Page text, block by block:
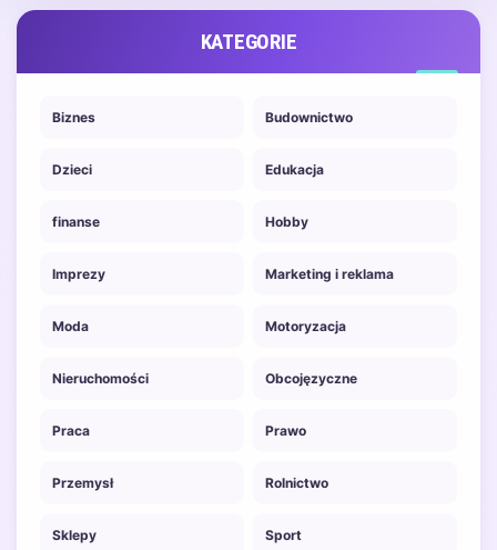
KATEGORIE
Biznes Budownictwo
Dzieci Edukacja
finanse Hobby
Imprezy Marketing i reklama
Moda Motoryzacja
Nieruchomości Obcojęzyczne
Praca Prawo
Przemysł Rolnictwo
Sklepy Sport